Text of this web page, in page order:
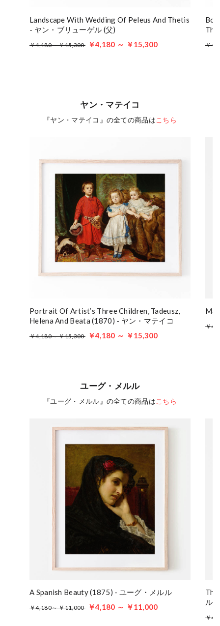
Landscape With Wedding Of Peleus And Thetis
- ヤン・ブリューゲル (父)
￥4,180～ ￥15,300 ￥4,180 ～ ￥15,300 ￥
ヤン・マテイコ
『ヤン・マテイコ』の全ての商品はこちら
Portrait Of Artist’s Three Children, Tadeusz,
Helena And Beata (1870) - ヤン・マテイコ
￥4,180～ ￥15,300 ￥4,180 ～ ￥15,300
￥
ユーグ・メルル
『ユーグ・メルル』の全ての商品はこちら
A Spanish Beauty (1875) - ユーグ・メルル
￥4,180～ ￥11,000 ￥4,180 ～ ￥11,000
ル
￥